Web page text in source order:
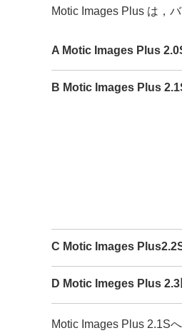
Motic Images Plus は，
A Motic Images Plus
B Motic Images Plus
C Motic Images
D Motic Imeges Plus 2.3
Motic Images Plus 2.1S